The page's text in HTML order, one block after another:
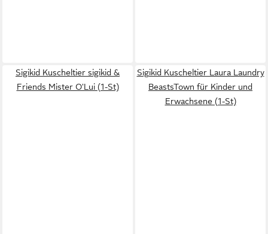
Sigikid Kuscheltier sigikid &
Friends Mister O'Lui (1-St)
Sigikid Kuscheltier Laura Laundry
BeastsTown für Kinder und
Erwachsene (1-St)